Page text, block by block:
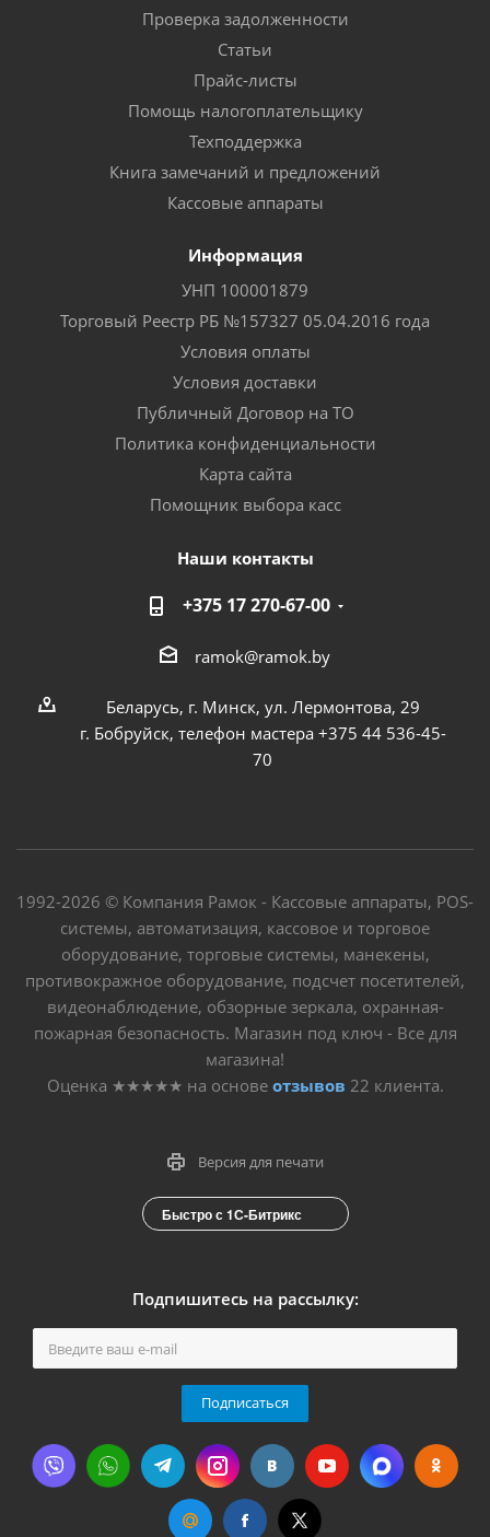
Проверка задолженности
Статьи
Прайс-листы
Помощь налогоплательщику
Техподдержка
Книга замечаний и предложений
Кассовые аппараты
Информация
УНП 100001879
Торговый Реестр РБ №157327 05.04.2016 года
Условия оплаты
Условия доставки
Публичный Договор на ТО
Политика конфиденциальности
Карта сайта
Помощник выбора касс
Наши контакты
+375 17 270-67-00
ramok@ramok.by
Беларусь, г. Минск, ул. Лермонтова, 29
г. Бобруйск, телефон мастера +375 44 536-45-
70
1992-2026 © Компания Рамок - Кассовые аппараты, POS-
системы, автоматизация, кассовое и торговое
оборудование, торговые системы, манекены,
противокражное оборудование, подсчет посетителей,
видеонаблюдение, обзорные зеркала, охранная-
пожарная безопасность. Магазин под ключ - Все для
магазина!
Оценка ★★★★★ на основе отзывов 22 клиента.
Версия для печати
Быстро с 1С-Битрикс
Подпишитесь на рассылку:
Подписаться